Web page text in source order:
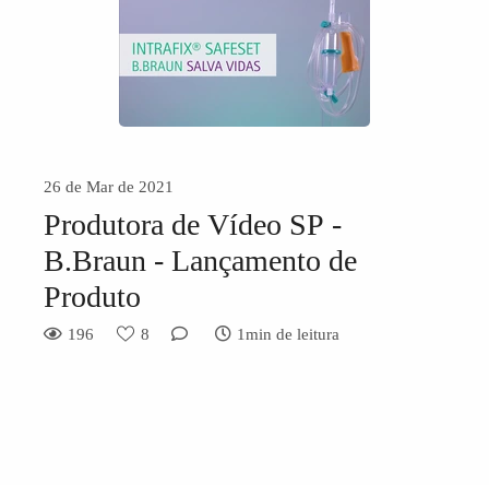
26 de Mar de 2021
Produtora de Vídeo SP -
B.Braun - Lançamento de
Produto
196 8 1min de leitura